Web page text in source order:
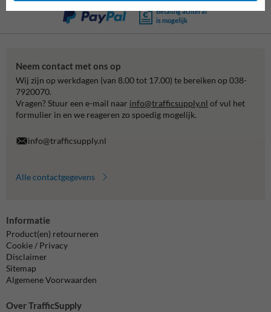
Betaling achteraf
is mogelijk
Neem contact met ons op
Wij zijn op werkdagen (van 8.00 tot 17.00) te bereiken op 038-
7920070.
Vragen? Stuur een e-mail naar info@trafficsupply.nl of vul het
formulier in en we reageren zo spoedig mogelijk.
info@trafficsupply.nl
Alle contactgegevens
Informatie
Product(en) retourneren
Cookie / Privacy
Disclaimer
Sitemap
Algemene Voorwaarden
Over TrafficSupply